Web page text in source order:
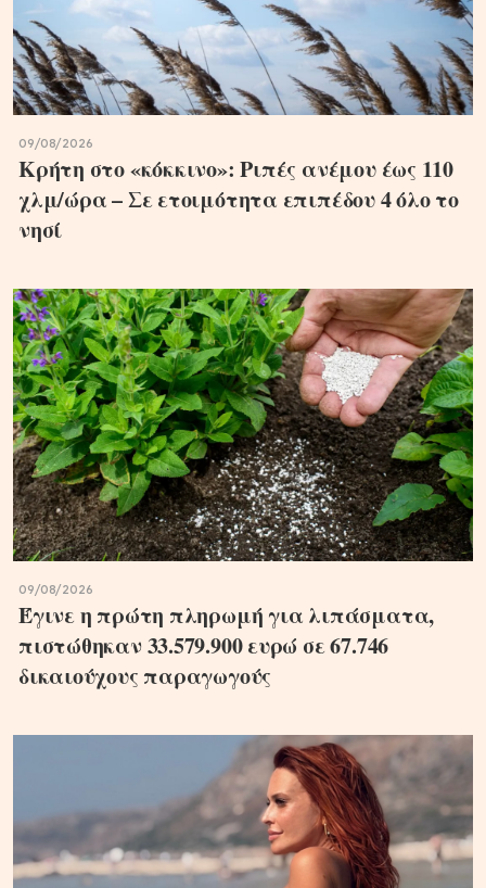
09/08/2026
Κρήτη στο «κόκκινο»: Ριπές ανέμου έως 110
χλμ/ώρα – Σε ετοιμότητα επιπέδου 4 όλο το
νησί
09/08/2026
Έγινε η πρώτη πληρωμή για λιπάσματα,
πιστώθηκαν 33.579.900 ευρώ σε 67.746
δικαιούχους παραγωγούς